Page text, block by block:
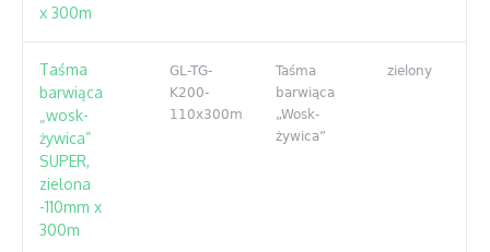
x 300m
Taśma
barwiąca
„wosk-
żywica”
SUPER,
zielona
-110mm x
300m
GL-TG-
K200-
110x300m
Taśma
barwiąca
„Wosk-
żywica”
zielony